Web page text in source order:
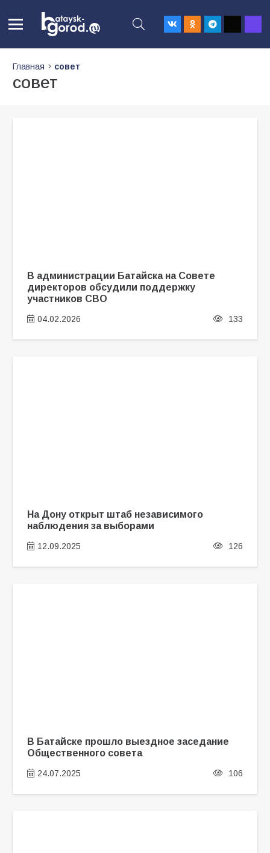
Главная совет
совет
В администрации Батайска на Совете
директоров обсудили поддержку
участников СВО
04.02.2026 133
На Дону открыт штаб независимого
наблюдения за выборами
12.09.2025 126
В Батайске прошло выездное заседание
Общественного совета
24.07.2025 106